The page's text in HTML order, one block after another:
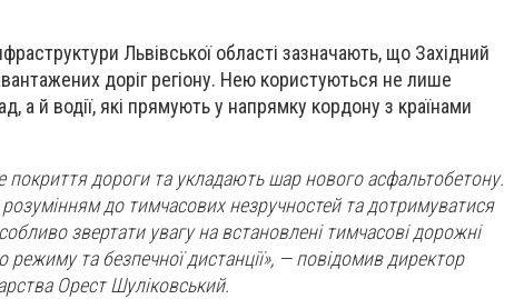
Львівської області зазначають, що Західний
доріг регіону. Нею користуються не лише
а й водії, які прямують у напрямку кордону з країнами
дороги та укладають шар нового асфальтобетону.
до тимчасових незручностей та дотримуватися
звертати увагу на встановлені тимчасові дорожні
та безпечної дистанції», — повідомив директор
Орест Шуліковський.